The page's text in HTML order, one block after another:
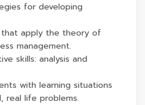
for developing
that apply the theory of
management.
skills: analysis and
with learning situations
real life problems.